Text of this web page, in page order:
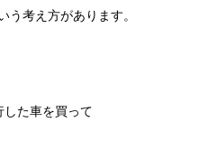
う考え方があります。
た車を買って